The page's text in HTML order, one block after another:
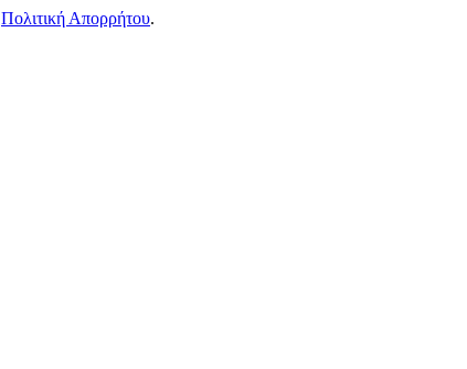
Πολιτική Απορρήτου.